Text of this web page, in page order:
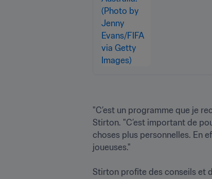
"C’est un programme que je
Stirton. "C’est important de
choses plus personnelles. En
joueuses."
Stirton profite des conseils et